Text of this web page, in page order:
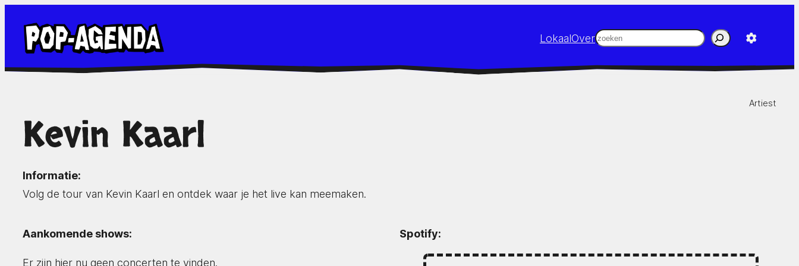
naar
inhoud
LokaalOverZoeken
Artiest
Kevin Kaarl
Informatie:
Volg de tour van Kevin Kaarl en ontdek waar je het live kan meemaken.
Aankomende shows:
Er zijn hier nu geen concerten te vinden.
Spotify: